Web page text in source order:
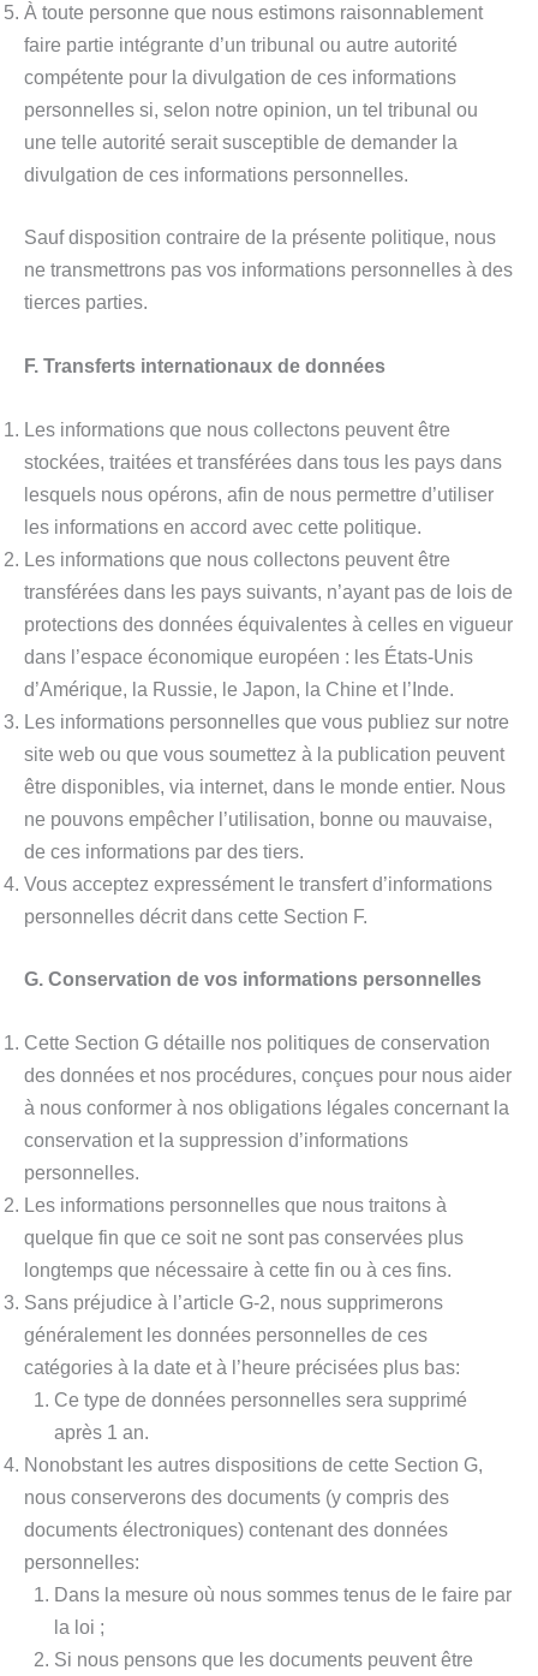
À toute personne que nous estimons raisonnablement
faire partie intégrante d’un tribunal ou autre autorité
compétente pour la divulgation de ces informations
personnelles si, selon notre opinion, un tel tribunal ou
une telle autorité serait susceptible de demander la
divulgation de ces informations personnelles.
Sauf disposition contraire de la présente politique, nous
ne transmettrons pas vos informations personnelles à des
tierces parties.
F. Transferts internationaux de données
Les informations que nous collectons peuvent être
stockées, traitées et transférées dans tous les pays dans
lesquels nous opérons, afin de nous permettre d’utiliser
les informations en accord avec cette politique.
Les informations que nous collectons peuvent être
transférées dans les pays suivants, n’ayant pas de lois de
protections des données équivalentes à celles en vigueur
dans l’espace économique européen : les États-Unis
d’Amérique, la Russie, le Japon, la Chine et l’Inde.
Les informations personnelles que vous publiez sur notre
site web ou que vous soumettez à la publication peuvent
être disponibles, via internet, dans le monde entier. Nous
ne pouvons empêcher l’utilisation, bonne ou mauvaise,
de ces informations par des tiers.
Vous acceptez expressément le transfert d’informations
personnelles décrit dans cette Section F.
G. Conservation de vos informations personnelles
Cette Section G détaille nos politiques de conservation
des données et nos procédures, conçues pour nous aider
à nous conformer à nos obligations légales concernant la
conservation et la suppression d’informations
personnelles.
Les informations personnelles que nous traitons à
quelque fin que ce soit ne sont pas conservées plus
longtemps que nécessaire à cette fin ou à ces fins.
Sans préjudice à l’article G-2, nous supprimerons
généralement les données personnelles de ces
catégories à la date et à l’heure précisées plus bas:
Ce type de données personnelles sera supprimé
après 1 an.
Nonobstant les autres dispositions de cette Section G,
nous conserverons des documents (y compris des
documents électroniques) contenant des données
personnelles:
Dans la mesure où nous sommes tenus de le faire par
la loi ;
Si nous pensons que les documents peuvent être